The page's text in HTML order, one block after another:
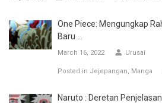
One Piece: Mengungkap
Baru ...
March 16, 2022 Urusai
Posted in Jejepangan Manga
Naruto : Deretan